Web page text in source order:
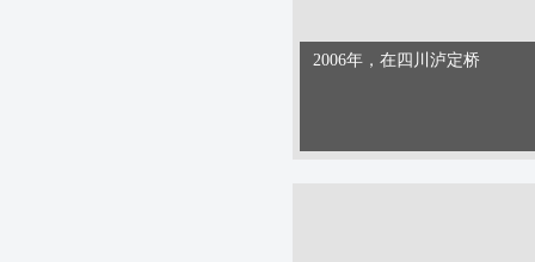
2006年，在四川泸定桥